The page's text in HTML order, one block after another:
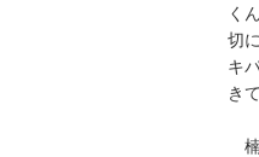
く
切
キ
き
楠